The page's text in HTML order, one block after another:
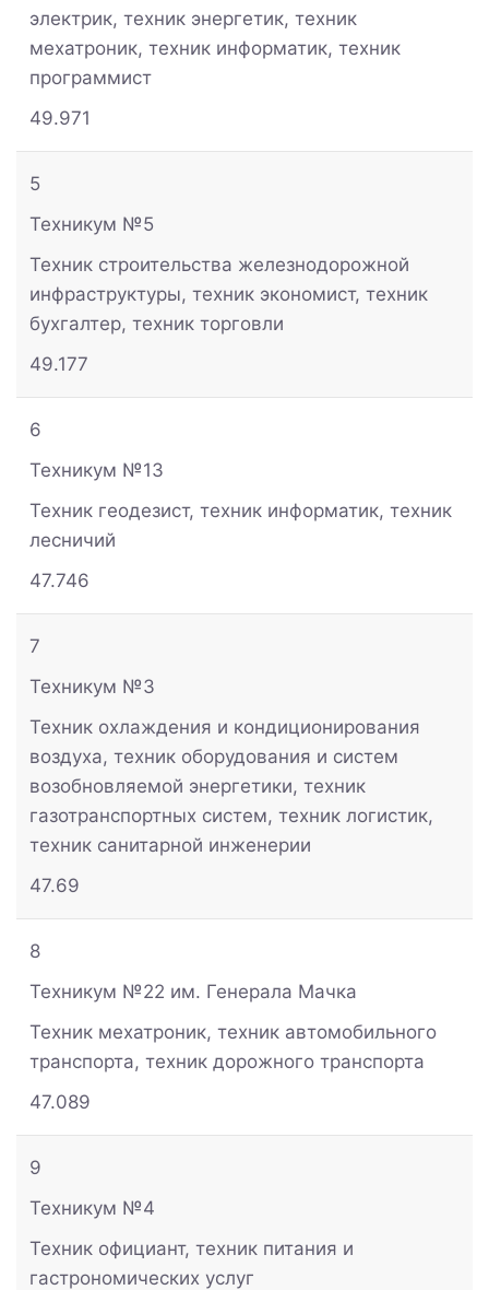
электрик, техник энергетик, техник
мехатроник, техник информатик, техник
программист
49.971
5
Техникум №5
Техник строительства железнодорожной
инфраструктуры, техник экономист, техник
бухгалтер, техник торговли
49.177
6
Техникум №13
Техник геодезист, техник информатик, техник
лесничий
47.746
7
Техникум №3
Техник охлаждения и кондиционирования
воздуха, техник оборудования и систем
возобновляемой энергетики, техник
газотранспортных систем, техник логистик,
техник санитарной инженерии
47.69
8
Техникум №22 им. Генерала Мачка
Техник мехатроник, техник автомобильного
транспорта, техник дорожного транспорта
47.089
9
Техникум №4
Техник официант, техник питания и
гастрономических услуг